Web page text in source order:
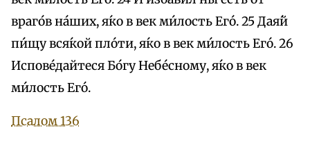
враго́в на́ших, я́ко в век ми́лость Его́. 25 Дая́й
пи́щу вся́кой пло́ти, я́ко в век ми́лость Его́. 26
Испове́дайтеся Бо́гу Небе́сному, я́ко в век
ми́лость Его́.
Псалом 136